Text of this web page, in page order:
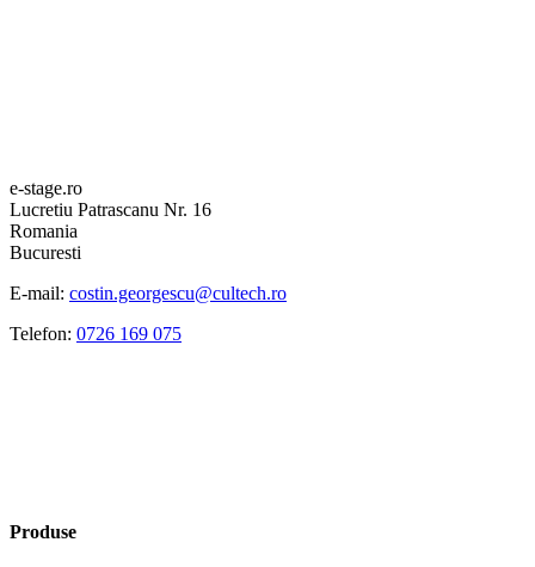
e-stage.ro
Lucretiu Patrascanu Nr. 16
Romania
Bucuresti
E-mail: costin.georgescu@cultech.ro
Telefon: 0726 169 075
Produse